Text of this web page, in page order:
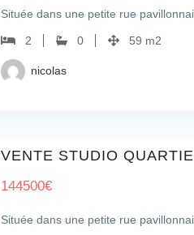
Située dans une petite rue
2 0 59 m2
nicolas
VENTE STUDIO
144500€
Située dans une petite rue